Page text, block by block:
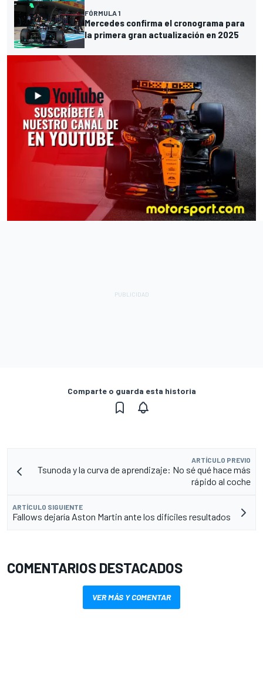
FÓRMULA 1
Mercedes confirma el cronograma para
la primera gran actualización en 2025
Comparte o guarda esta historia
ARTÍCULO PREVIO
Tsunoda y la curva de aprendizaje: No sé qué hace más
rápido al coche
ARTÍCULO SIGUIENTE
Fallows dejaría Aston Martin ante los difíciles resultados
COMENTARIOS DESTACADOS
VER MÁS Y COMENTAR